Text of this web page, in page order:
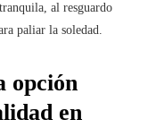
al resguardo
paliar la soledad.
opción
en